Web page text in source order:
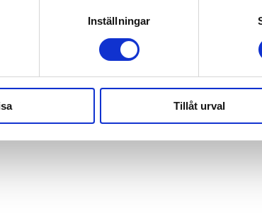
Inställningar
Tillåt urval
med distraktionsterapi i VR